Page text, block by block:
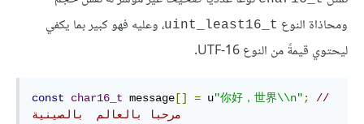
ومحاذاة النوع ‎uint_least16_t‎، وعليه فهو كبير بما يكفي
ليحتوي قيمةً من النوع UTF-16.
const char16_t message [] = u"你好，世界\\n" ;
//
مرحبا بالعالم  بالصينية